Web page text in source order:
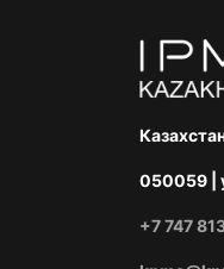
050059 |
+7 747